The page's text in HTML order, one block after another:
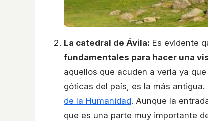
La catedral de Ávila: Es evidente
fundamentales para hacer una
aquellos que acuden a verla ya
góticas del país, es la más
de la Humanidad. Aunque la
que es una parte muy importante